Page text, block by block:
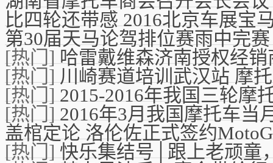
比四轮还带感 2016北京车展宝
第30届天马论驾排位赛雨中完赛
[热门]哈雷戴维森济南授权经
[热门]川崎赛道培训武汉站 摩
[热门]2015-2016年我国三轮摩
[热门]2016年3月我国摩托车当
盖棺定论 洛伦佐正式签约
[热门]快乐集结号│跟上老顽童